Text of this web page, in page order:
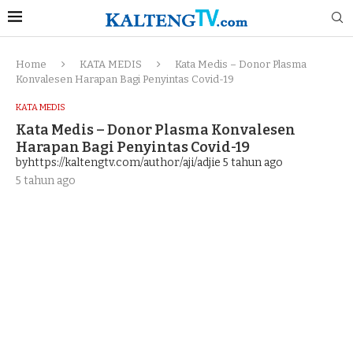
Home KATA MEDIS
Kata Medis – Donor Plasma
Konvalesen Harapan Bagi Penyintas Covid-19
KATA MEDIS
Kata Medis – Donor Plasma Konvalesen
Harapan Bagi Penyintas Covid-19
byhttps://kaltengtv.com/author/aji/adjie 5 tahun ago
5 tahun ago